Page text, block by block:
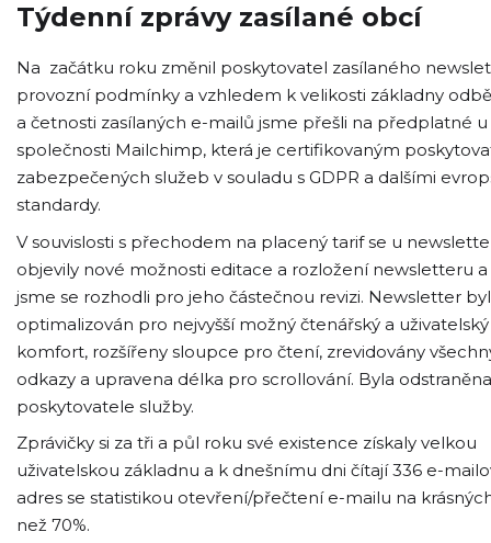
Týdenní zprávy zasílané obcí
Na začátku roku změnil poskytovatel zasílaného
provozní podmínky a vzhledem k velikosti základny
a četnosti zasílaných e-mailů jsme přešli na předplatné u
společnosti Mailchimp, která je certifikovaným
zabezpečených služeb v souladu s GDPR a dalšími
standardy.
V souvislosti s přechodem na placený tarif se u
objevily nové možnosti editace a rozložení newsletteru
jsme se rozhodli pro jeho částečnou revizi. Newsletter byl
optimalizován pro nejvyšší možný čtenářský a uživatelský
komfort, rozšířeny sloupce pro čtení, zrevidovány
odkazy a upravena délka pro scrollování. Byla
poskytovatele služby.
Zprávičky si za tři a půl roku své existence získaly velkou
uživatelskou základnu a k dnešnímu dni čítají 336 e-
adres se statistikou otevření/přečtení e-mailu na
než 70%.